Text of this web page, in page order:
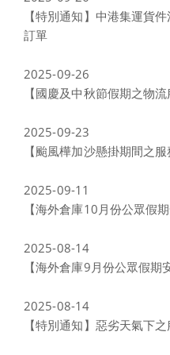
【特別通知】中港集運貨
訂單
2025-09-26
【國慶及中秋節假期之物流
2025-09-23
【颱風樺加沙懸掛期間之服
2025-09-11
【海外倉庫10月份公眾假期
2025-08-14
【海外倉庫9月份公眾假期
2025-08-14
【特別通知】惡劣天氣下